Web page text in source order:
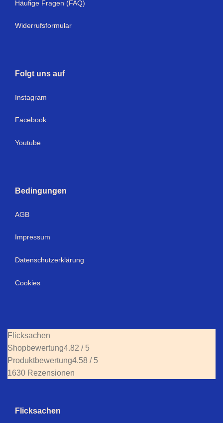
Häufige Fragen (FAQ)
Widerrufsformular
Folgt uns auf
Instagram
Facebook
Youtube
Bedingungen
AGB
Impressum
Datenschutzerklärung
Cookies
Flicksachen
Shopbewertung4.82 / 5
Produktbewertung4.58 / 5
1630 Rezensionen
Flicksachen